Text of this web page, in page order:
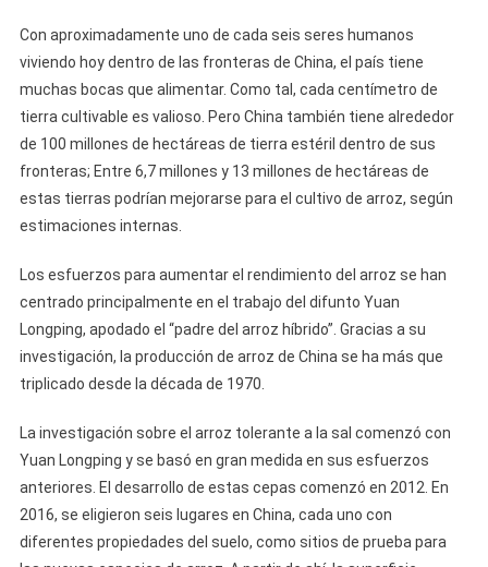
Con aproximadamente uno de cada seis seres humanos
viviendo hoy dentro de las fronteras de China, el país tiene
muchas bocas que alimentar. Como tal, cada centímetro de
tierra cultivable es valioso. Pero China también tiene alrededor
de 100 millones de hectáreas de tierra estéril dentro de sus
fronteras; Entre 6,7 millones y 13 millones de hectáreas de
estas tierras podrían mejorarse para el cultivo de arroz, según
estimaciones internas.
Los esfuerzos para aumentar el rendimiento del arroz se han
centrado principalmente en el trabajo del difunto Yuan
Longping, apodado el “padre del arroz híbrido”. Gracias a su
investigación, la producción de arroz de China se ha más que
triplicado desde la década de 1970.
La investigación sobre el arroz tolerante a la sal comenzó con
Yuan Longping y se basó en gran medida en sus esfuerzos
anteriores. El desarrollo de estas cepas comenzó en 2012. En
2016, se eligieron seis lugares en China, cada uno con
diferentes propiedades del suelo, como sitios de prueba para